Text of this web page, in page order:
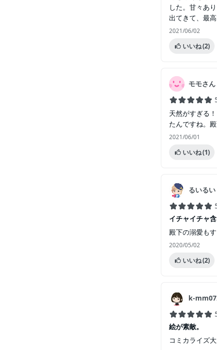
した。甘々あ
出てきて、最
2021/06/02
いいね(2)
モモさん
天然がすぎる
たんですね。
2021/06/01
いいね(1)
るいるい
イチャイチャ
殿下の溺愛も
2020/05/02
いいね(2)
k-
絵が素敵。
コミカライズ